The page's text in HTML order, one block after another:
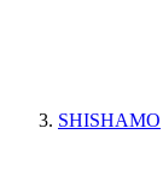
SHISHAMO